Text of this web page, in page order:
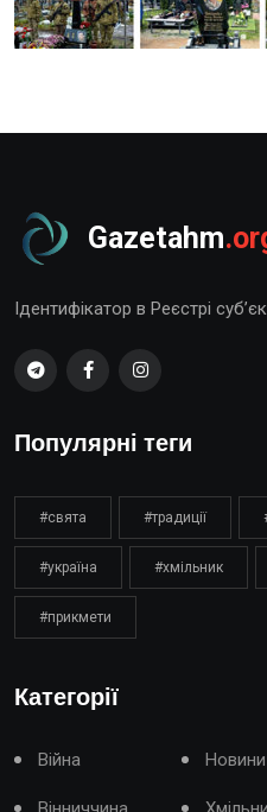
Gazetahm
Ідентифікатор в Реєстрі
Популярні теги
#свята #традиції
#україна #хмільник
#прикмети
Категорії
Війна Новини